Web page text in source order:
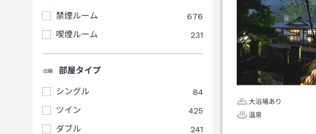
禁煙ルーム
676
喫煙ルーム
231
部屋タイプ
シングル
84
ツイン
425
ダブル
241
大浴場あり
温泉